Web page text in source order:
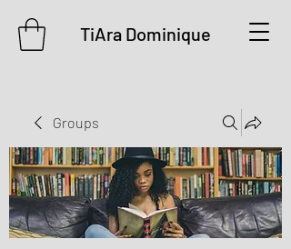
TiAra Dominique
Groups